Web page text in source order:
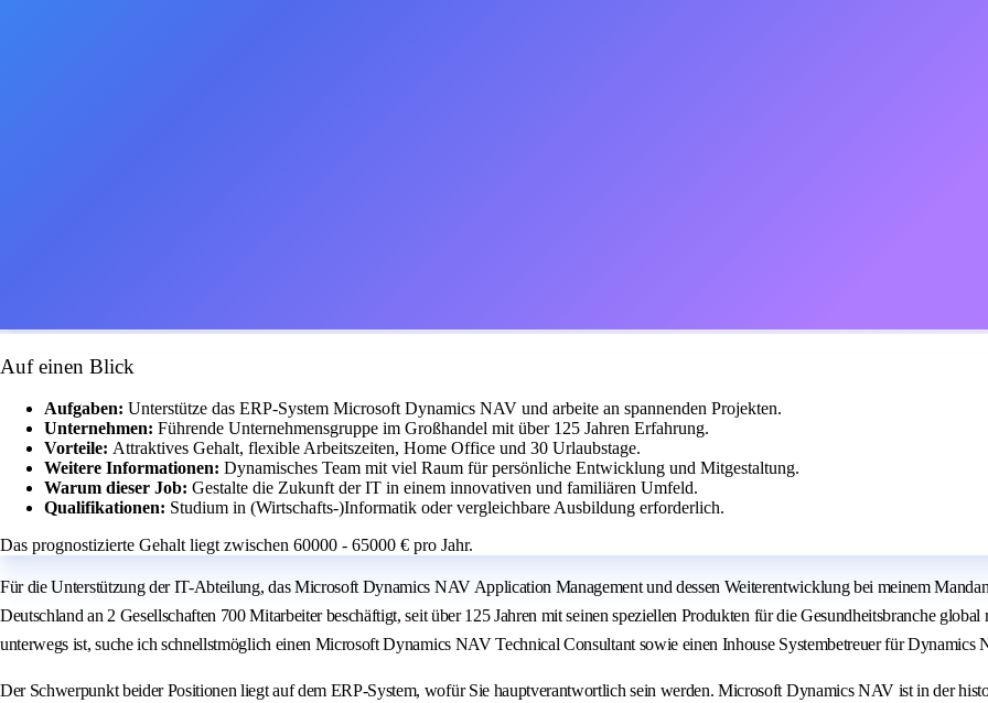
Auf einen Blick
Aufgaben: Unterstütze das ERP-System Microsoft Dynamics NAV und arbeite an spannenden Projekten.
Unternehmen: Führende Unternehmensgruppe im Großhandel mit über 125 Jahren Erfahrung.
Vorteile: Attraktives Gehalt, flexible Arbeitszeiten, Home Office und 30 Urlaubstage.
Weitere Informationen: Dynamisches Team mit viel Raum für persönliche Entwicklung und Mitgestaltung.
Warum dieser Job: Gestalte die Zukunft der IT in einem innovativen und familiären Umfeld.
Qualifikationen: Studium in (Wirtschafts-)Informatik oder vergleichbare Ausbildung erforderlich.
Das prognostizierte Gehalt liegt zwischen 60000 - 65000 € pro Jahr.
Für die Unterstützung der IT-Abteilung, das Microsoft Dynamics NAV Application Management und dessen Weiterentwicklung bei meinem
Deutschland an 2 Gesellschaften 700 Mitarbeiter beschäftigt, seit über 125 Jahren mit seinen speziellen Produkten für die Gesundheitsbranche
unterwegs ist, suche ich schnellstmöglich einen Microsoft Dynamics NAV Technical Consultant sowie einen Inhouse Systembetreuer für Dynamics
Der Schwerpunkt beider Positionen liegt auf dem ERP-System, wofür Sie hauptverantwortlich sein werden. Microsoft Dynamics NAV ist in der